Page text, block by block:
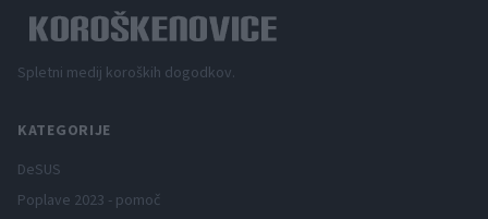
Spletni medij koroških dogodkov.
KATEGORIJE
DeSUS
Poplave 2023 - pomoč